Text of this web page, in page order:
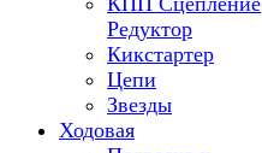
Редуктор
Кикстартер
Цепи
Звезды
Ходовая